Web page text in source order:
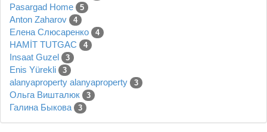
Pasargad Home 5
Anton Zaharov 4
Елена Слюсаренко 4
HAMİT TUTGAC 4
Insaat Guzel 3
Enis Yürekli 3
alanyaproperty alanyaproperty 3
Ольга Вишталюк 3
Галина Быкова 3